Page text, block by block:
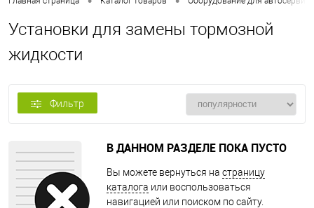
Установки для замены тормозной
жидкости
Фильтр
В ДАННОМ РАЗДЕЛЕ ПОКА ПУСТО
Вы можете вернуться на страницу
каталога или воспользоваться
навигацией или поиском по сайту.